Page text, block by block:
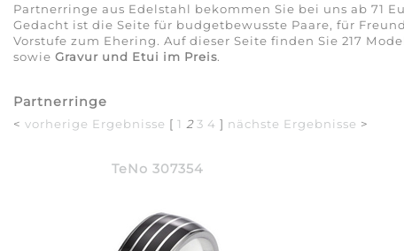
Partnerringe aus Edelstahl bekommen Sie bei uns ab 71
Gedacht ist die Seite für budgetbewusste Paare, für
Vorstufe zum Ehering. Auf dieser Seite finden Sie 217
sowie Gravur und Etui im Preis.
Partnerringe
< vorherige Ergebnisse [ 1 2 3 4 ] nächste Ergebnisse >
TeNo 307354